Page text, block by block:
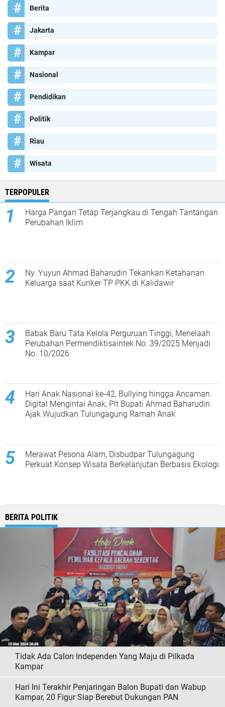
Berita
Jakarta
Kampar
Nasional
Pendidikan
Politik
Riau
Wisata
TERPOPULER
Harga Pangan Tetap Terjangkau di Tengah Tantangan
Perubahan Iklim
Ny. Yuyun Ahmad Baharudin Tekankan Ketahanan
Keluarga saat Kunker TP PKK di Kalidawir
Babak Baru Tata Kelola Perguruan Tinggi, Menelaah
Perubahan Permendiktisaintek No. 39/2025 Menjadi
No. 10/2026
Hari Anak Nasional ke-42, Bullying hingga Ancaman
Digital Mengintai Anak, Plt Bupati Ahmad Baharudin
Ajak Wujudkan Tulungagung Ramah Anak
Merawat Pesona Alam, Disbudpar Tulungagung
Perkuat Konsep Wisata Berkelanjutan Berbasis Ekologi
BERITA POLITIK
Tidak Ada Calon Independen Yang Maju di Pilkada
Kampar
Hari Ini Terakhir Penjaringan Balon Bupati dan Wabup
Kampar, 20 Figur Siap Berebut Dukungan PAN